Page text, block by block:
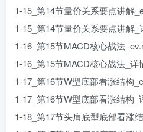
1-15_第14节量价关系要点讲解
1-15_第14节量价关系要点讲解_
1-16_第15节MACD核心战法
1-16_第15节MACD核心战法_详
1-17_第16节W型底部看涨结构
1-17_第16节W型底部看涨结构_
1-18_第17节头肩底型底部看涨